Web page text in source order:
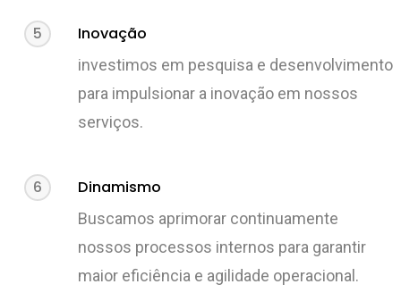
5 Inovação
investimos em pesquisa e desenvolvimento
para impulsionar a inovação em nossos
serviços.
6 Dinamismo
Buscamos aprimorar continuamente
nossos processos internos para garantir
maior eficiência e agilidade operacional.